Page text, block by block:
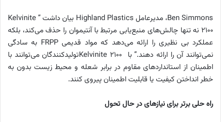
Ben Simmons، مدیرعامل Highland Plastics بیان داشت ” Kelvinite
2100 نه تنها چالش‌های منبع‌یابی مرتبط با آنتیموان را حذف می‌کند، بلکه
عملکرد بی نظیری را ارائه می‌دهد که مواد قدیمی FRPP به سادگی
نمی‌توانند آن را ارائه دهند.” با Kelvinite 2100تولیدکنندگان می‌توانند با
اطمینان از استانداردهای مقاوم در برابر شعله و محیط زیست بدون به
خطر انداختن کیفیت یا قابلیت اطمینان پیروی کنند.
راه حلی برتر برای نیازهای در حال تحول